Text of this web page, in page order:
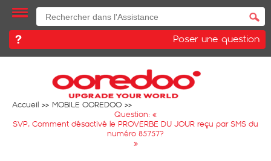
Poser une question
Accueil
MOBILE OOREDOO
Question: «
SVP, Comment désactivé le PROVERBE DU JOUR reçu par SMS du
numéro 85757?
»